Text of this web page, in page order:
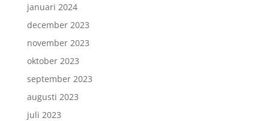
januari 2024
december 2023
november 2023
oktober 2023
september 2023
augusti 2023
juli 2023